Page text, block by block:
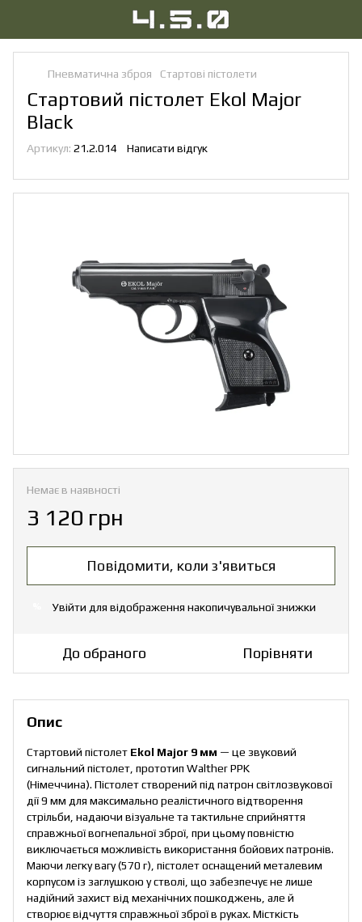
Пневматична зброя Стартові пістолети
Стартовий пістолет Ekol Major
Black
Артикул: 21.2.014 Написати відгук
Немає в наявності
3 120 грн
Повідомити, коли з'явиться
Увійти для відображення накопичувальної знижки
До обраного Порівняти
Опис
Стартовий пістолет Ekol Major 9 мм — це звуковий
сигнальний пістолет, прототип Walther PPK
(Німеччина). Пістолет створений під патрон світлозвукової
дії 9 мм для максимально реалістичного відтворення
стрільби, надаючи візуальне та тактильне сприйняття
справжньої вогнепальної зброї, при цьому повністю
виключається можливість використання бойових патронів.
Маючи легку вагу (570 г), пістолет оснащений металевим
корпусом із заглушкою у стволі, що забезпечує не лише
надійний захист від механічних пошкоджень, але й
створює відчуття справжньої зброї в руках. Місткість